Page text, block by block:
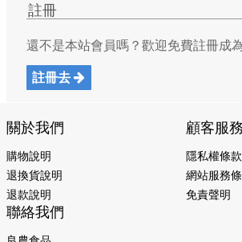
註冊
還不是本站會員嗎？歡迎免費註冊成為
註冊去
關於我們
購物說明
退換貨說明
退款說明
顧客服務
隱私權條款
網站服務
免責聲明
聯絡我們